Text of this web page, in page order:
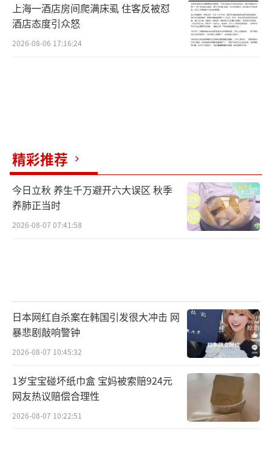
上海一酒店房间爬满床虱 住客反被怼
酒店态度引众怒
2026-08-06 17:16:24
精彩推荐
今日立秋 养生千万避开六大误区 秋季
养肺正当时
2026-08-07 07:41:58
日本网红自杀案在韩国引发很大冲击 网
暴悲剧敲响警钟
2026-08-07 10:45:32
1岁宝宝碰坏纸巾盒 宝妈被索赔924元
网友热议赔偿合理性
2026-08-07 10:22:51